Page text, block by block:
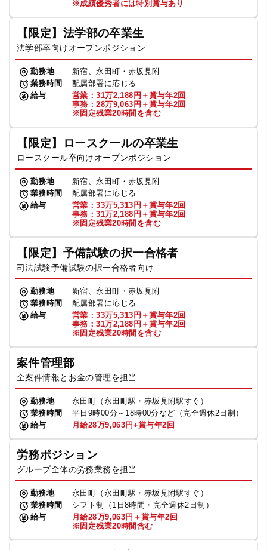
※成績優秀者には特別賞与あり
【限定】法学部の卒業生
法学部卒向けオープンポジション
勤務地
新宿、永田町・赤坂見附
業務時間
配属部署に応じる
給与
営業：31万2,188円＋賞与年2回
事務：28万9,063円＋賞与年2回
※固定残業20時間を含む
【限定】ロースクールの卒業生
ロースクール卒向けオープンポジション
勤務地
新宿、永田町・赤坂見附
業務時間
配属部署に応じる
給与
営業：33万5,313円＋賞与年2回
事務：31万2,188円＋賞与年2回
※固定残業20時間を含む
【限定】予備試験の択一合格者
司法試験予備試験の択一合格者向け
勤務地
新宿、永田町・赤坂見附
業務時間
配属部署に応じる
給与
営業：33万5,313円＋賞与年2回
事務：31万2,188円＋賞与年2回
※固定残業20時間を含む
案件管理部
全案件情報とお金の管理を担当
勤務地
永田町（永田町駅・赤坂見附駅すぐ）
業務時間
平日9時00分～18時00分など（完全週休2日制）
給与
月給28万9,063円+賞与年2回
労務ポジション
グループ全体の労務業務を担当
勤務地
永田町（永田町駅・赤坂見附駅すぐ）
業務時間
シフト制（1日8時間・完全週休2日制）
給与
月給28万9,063円＋賞与年2回
※固定残業20時間含む